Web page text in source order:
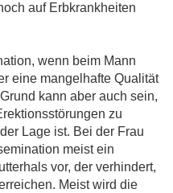
auf Erbkrankheiten
wenn beim Mann
eine mangelhafte Qualität
kann aber auch sein,
zu
Lage ist. Bei der Frau
meist ein
vor, der verhindert,
Meist wird die